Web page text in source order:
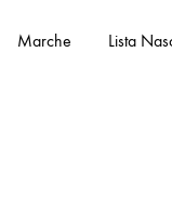
Marche Lista